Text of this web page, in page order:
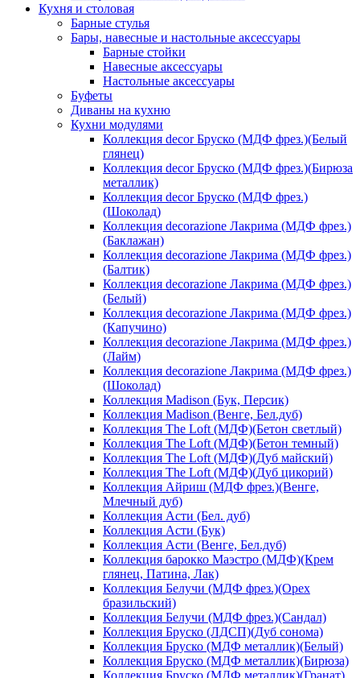
Кухня и столовая
Барные стулья
Бары, навесные и настольные аксессуары
Барные стойки
Навесные аксессуары
Настольные аксессуары
Буфеты
Диваны на кухню
Кухни модулями
Коллекция decor Бруско (МДФ фрез.)(Белый
глянец)
Коллекция decor Бруско (МДФ фрез.)(Бирюза
металлик)
Коллекция decor Бруско (МДФ фрез.)
(Шоколад)
Коллекция decorazione Лакрима (МДФ фрез.)
(Баклажан)
Коллекция decorazione Лакрима (МДФ фрез.)
(Балтик)
Коллекция decorazione Лакрима (МДФ фрез.)
(Белый)
Коллекция decorazione Лакрима (МДФ фрез.)
(Капучино)
Коллекция decorazione Лакрима (МДФ фрез.)
(Лайм)
Коллекция decorazione Лакрима (МДФ фрез.)
(Шоколад)
Коллекция Madison (Бук, Персик)
Коллекция Madison (Венге, Бел.дуб)
Коллекция The Loft (МДФ)(Бетон светлый)
Коллекция The Loft (МДФ)(Бетон темный)
Коллекция The Loft (МДФ)(Дуб майский)
Коллекция The Loft (МДФ)(Дуб цикорий)
Коллекция Айриш (МДФ фрез.)(Венге,
Млечный дуб)
Коллекция Асти (Бел. дуб)
Коллекция Асти (Бук)
Коллекция Асти (Венге, Бел.дуб)
Коллекция барокко Маэстро (МДФ)(Крем
глянец, Патина, Лак)
Коллекция Белучи (МДФ фрез.)(Орех
бразильский)
Коллекция Белучи (МДФ фрез.)(Сандал)
Коллекция Бруско (ЛДСП)(Дуб сонома)
Коллекция Бруско (МДФ металлик)(Белый)
Коллекция Бруско (МДФ металлик)(Бирюза)
Коллекция Бруско (МДФ металлик)(Гранат)